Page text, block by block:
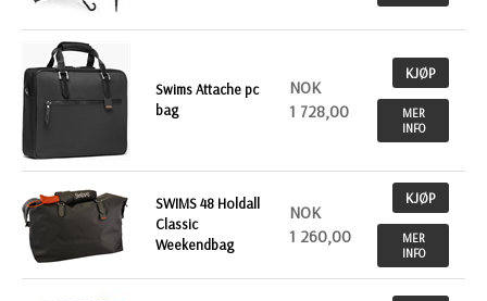
Swims Attache pc
bag
NOK
1 728,00
KJØP
MER
INFO
SWIMS 48 Holdall
Classic
Weekendbag
NOK
1 260,00
KJØP
MER
INFO